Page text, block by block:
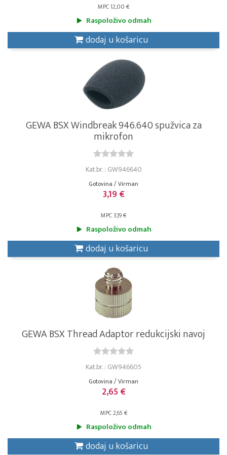
MPC 12,00 €
Raspoloživo odmah
dodaj u košaricu
GEWA BSX Windbreak 946.640 spužvica za
mikrofon
Kat.br. : GW946640
Gotovina / Virman
3,19 €
MPC 3,19 €
Raspoloživo odmah
dodaj u košaricu
GEWA BSX Thread Adaptor redukcijski navoj
Kat.br. : GW946605
Gotovina / Virman
2,65 €
MPC 2,65 €
Raspoloživo odmah
dodaj u košaricu